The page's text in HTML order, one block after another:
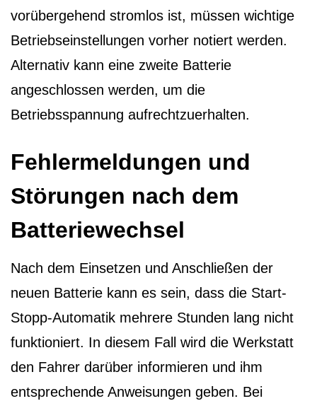
vorübergehend stromlos ist, müssen wichtige
Betriebseinstellungen vorher notiert werden.
Alternativ kann eine zweite Batterie
angeschlossen werden, um die
Betriebsspannung aufrechtzuerhalten.
Fehlermeldungen und
Störungen nach dem
Batteriewechsel
Nach dem Einsetzen und Anschließen der
neuen Batterie kann es sein, dass die Start-
Stopp-Automatik mehrere Stunden lang nicht
funktioniert. In diesem Fall wird die Werkstatt
den Fahrer darüber informieren und ihm
entsprechende Anweisungen geben. Bei